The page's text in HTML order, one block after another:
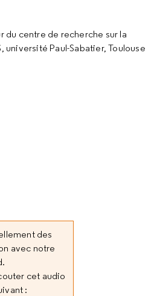
du centre de recherche sur la
université Paul-Sabatier, Toulouse
des
avec notre
cet audio
: